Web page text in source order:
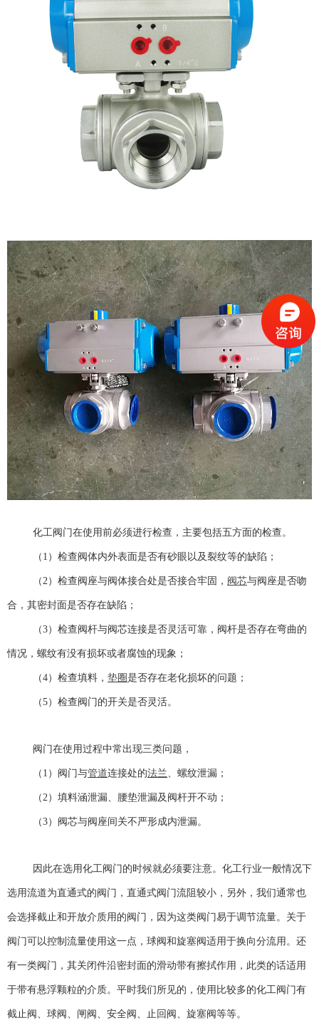
化工阀门在使用前必须进行检查，主要包括五方面的检查。
（1）检查阀体内外表面是否有砂眼以及裂纹等的缺陷；
（2）检查阀座与阀体接合处是否接合牢固， 阀芯与阀座是否吻
合，其密封面是否存在缺陷；
（3）检查阀杆与阀芯连接是否灵活可靠，阀杆是否存在弯曲的
情况，螺纹有没有损坏或者腐蚀的现象；
（4）检查填料， 垫圈是否存在老化损坏的问题；
（5）检查阀门的开关是否灵活。
阀门在使用过程中常出现三类问题，
（1）阀门与管道连接处的法兰、螺纹泄漏；
（2）填料涵泄漏、腰垫泄漏及阀杆开不动；
（3）阀芯与阀座间关不严形成内泄漏。
因此在选用化工阀门的时候就必须要注意。化工行业一般情况下
选用流道为直通式的阀门，直通式阀门流阻较小，另外，我们通常也
会选择截止和开放介质用的阀门，因为这类阀门易于调节流量。关于
阀门可以控制流量使用这一点，球阀和旋塞阀适用于换向分流用。还
有一类阀门，其关闭件沿密封面的滑动带有擦拭作用，此类的话适用
于带有悬浮颗粒的介质。平时我们所见的，使用比较多的化工阀门有
截止阀、球阀、闸阀、安全阀、止回阀、旋塞阀等等。